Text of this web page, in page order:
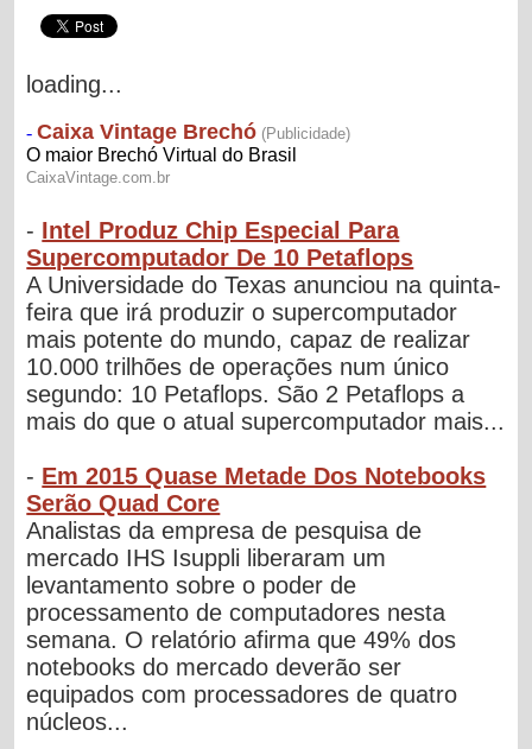
loading...
- Intel Produz Chip Especial Para
Supercomputador De 10 Petaflops
A Universidade do Texas anunciou na quinta-
feira que irá produzir o supercomputador
mais potente do mundo, capaz de realizar
10.000 trilhões de operações num único
segundo: 10 Petaflops. São 2 Petaflops a
mais do que o atual supercomputador mais...
- Em 2015 Quase Metade Dos Notebooks
Serão Quad Core
Analistas da empresa de pesquisa de
mercado IHS Isuppli liberaram um
levantamento sobre o poder de
processamento de computadores nesta
semana. O relatório afirma que 49% dos
notebooks do mercado deverão ser
equipados com processadores de quatro
núcleos...